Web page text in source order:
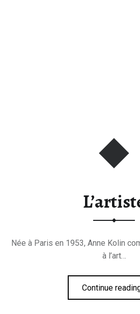
Née à Paris en 1953, Anne Kolin
à l’art…
Continue